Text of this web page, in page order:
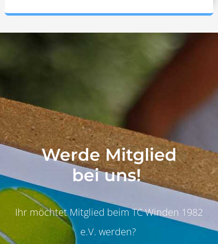
Werde Mitglied
bei uns!
Ihr möchtet Mit­glied beim TC Winden 1982
e.V. werden?